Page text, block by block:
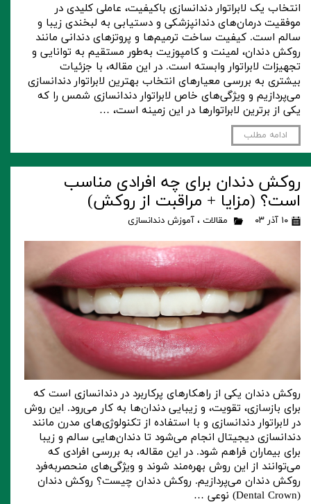
انتخاب یک لابراتوار دندانسازی باکیفیت، عاملی کلیدی در
موفقیت درمان‌های دندانپزشکی و دستیابی به لبخندی زیبا و
سالم است. کیفیت ساخت ترمیم‌ها و پروتزهای دندانی مانند
روکش دندان، لمینت و کامپوزیت به‌طور مستقیم به توانایی و
تجهیزات لابراتوار وابسته است. در این مقاله، با جزئیات
بیشتری به بررسی معیارهای انتخاب بهترین لابراتوار دندانسازی
می‌پردازیم و ویژگی‌های خاص لابراتوار دندانسازی شمس را که
یکی از برترین لابراتوارها در این زمینه است، …
ادامه مطلب
روکش دندان برای چه افرادی مناسب
است؟‌ (مزایا + مراقبت از روکش)
۱۰ آذر ۰۳ مقالات ، آموزش دندانسازی
روکش دندان یکی از راهکارهای پرکاربرد در دندانسازی است که
برای بازسازی، تقویت، و زیبایی دندان‌ها به کار می‌رود. این روش
در لابراتوار دندانسازی و با استفاده از تکنولوژی‌های مدرن مانند
دندانسازی دیجیتال انجام می‌شود تا دندان‌هایی سالم و زیبا
برای بیماران فراهم شود. در این مقاله، به بررسی افرادی که
می‌توانند از این روش بهره‌مند شوند و ویژگی‌های منحصربه‌فرد
روکش دندان می‌پردازیم. روکش دندان چیست؟ روکش دندان
(Dental Crown) نوعی …